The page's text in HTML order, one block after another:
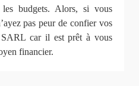
budgets. Alors, si vous
pas peur de confier vos
car il est prêt à vous
financier.